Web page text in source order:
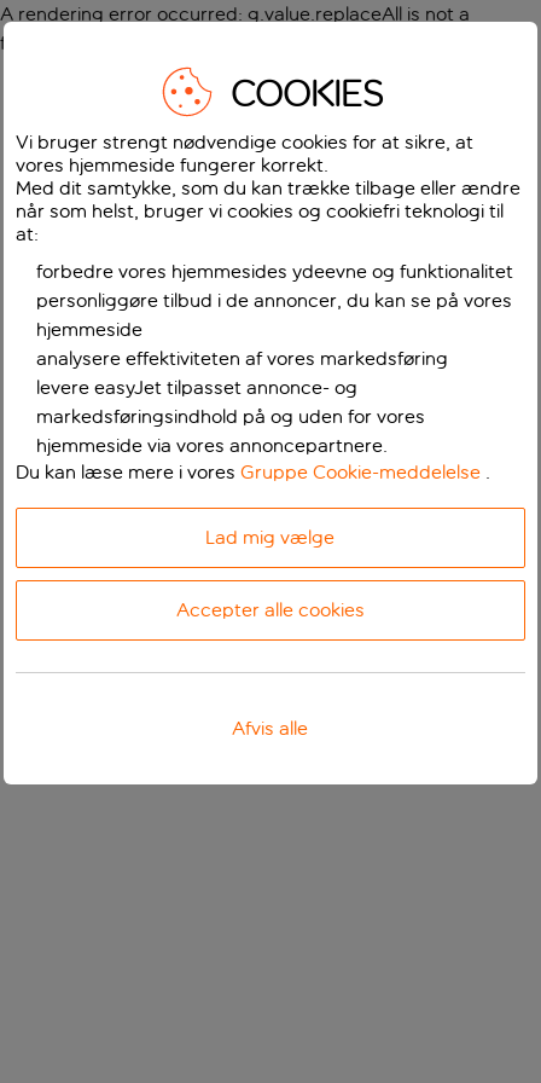
A rendering error occurred: g.value.replaceAll is not a
function
COOKIES
Vi bruger strengt nødvendige cookies for at sikre, at
vores hjemmeside fungerer korrekt.
Med dit samtykke, som du kan trække tilbage eller ændre
når som helst, bruger vi cookies og cookiefri teknologi til
at:
forbedre vores hjemmesides ydeevne og funktionalitet
personliggøre tilbud i de annoncer, du kan se på vores
hjemmeside
analysere effektiviteten af vores markedsføring
levere easyJet tilpasset annonce- og
markedsføringsindhold på og uden for vores
hjemmeside via vores annoncepartnere.
Du kan læse mere i voresGruppe Cookie-meddelelse .
Lad mig vælge
Accepter alle cookies
Afvis alle